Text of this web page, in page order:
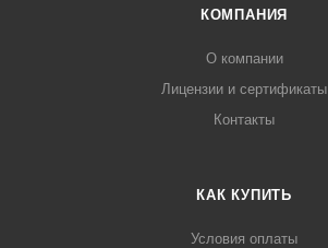
КОМПАНИЯ
О компании
Лицензии и сертификаты
Контакты
КАК КУПИТЬ
Условия оплаты